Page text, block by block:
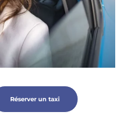
Réserver un taxi